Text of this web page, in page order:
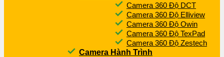
Camera 360 Độ DCT
Camera 360 Độ Elliview
Camera 360 Độ Owin
Camera 360 Độ TexPad
Camera 360 Độ Zestech
Camera Hành Trình